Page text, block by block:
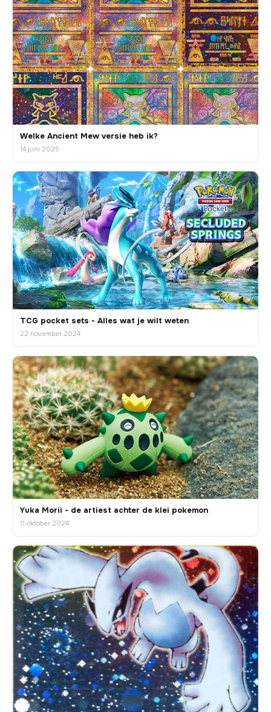
Welke Ancient Mew versie heb ik?
14 juni 2025
TCG pocket sets - Alles wat je wilt weten
22 november 2024
Yuka Morii - de artiest achter de klei pokemon
11 oktober 2024